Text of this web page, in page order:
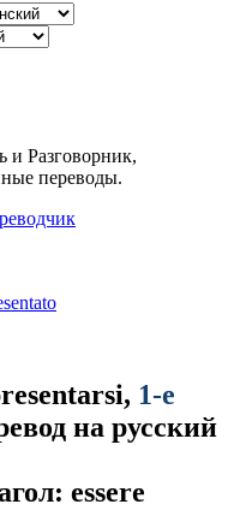
и Разговорник,
переводы.
, 1-е
essere